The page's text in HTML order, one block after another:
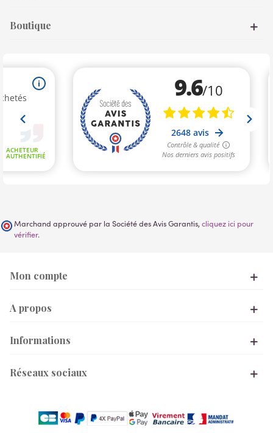
Boutique
Marchand approuvé par la Société des Avis Garantis, cliquez ici pour
vérifier.
Mon compte
A propos
Informations
Réseaux sociaux